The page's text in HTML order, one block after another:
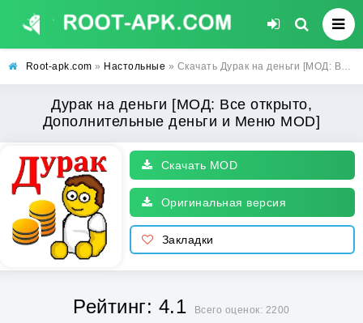
Root-apk.com » Настольные » Скачать Дурак на деньги [МОД: Все открыто, Дополнительные деньги и Меню MOD] | Взлом Дурак на деньги на Андроид
Дурак на деньги [МОД: Все открыто,
Дополнительные деньги и Меню MOD]
Скачать MOD
Оригинальная версия
Закладки
Рейтинг: 4.1 Всего оценок: 2200